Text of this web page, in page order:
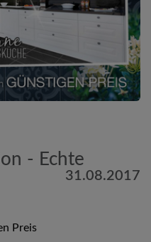
- Echte
31.08.2017
Preis